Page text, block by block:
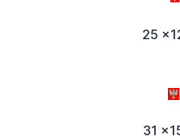
25
31